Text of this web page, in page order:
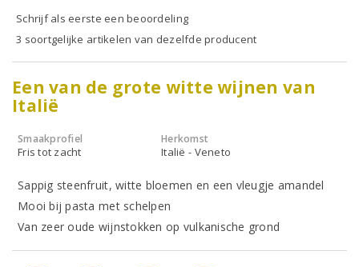
Schrijf als eerste een beoordeling
3 soortgelijke artikelen van dezelfde producent
Een van de grote witte wijnen van
Italië
Smaakprofiel
Fris tot zacht
Herkomst
Italië - Veneto
Sappig steenfruit, witte bloemen en een vleugje amandel
Mooi bij pasta met schelpen
Van zeer oude wijnstokken op vulkanische grond